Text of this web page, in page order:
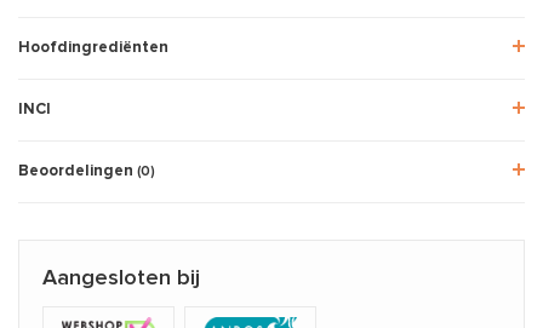
Hoofdingrediënten
INCI
Beoordelingen (0)
Aangesloten bij